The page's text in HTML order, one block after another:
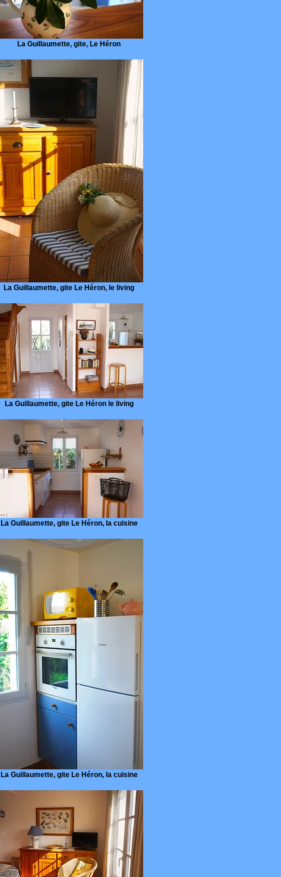
La Guillaumette, gite, Le Héron
La Guillaumette, gite Le Héron, le living
La Guillaumette, gite Le Héron le living
La Guillaumette, gite Le Héron, la cuisine
La Guillaumette, gite Le Héron, la cuisine